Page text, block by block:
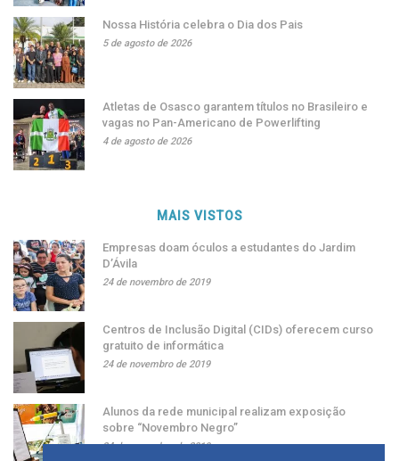
Nossa História celebra o Dia dos Pais
5 de agosto de 2026
Atletas de Osasco garantem títulos no Brasileiro e
vagas no Pan-Americano de Powerlifting
4 de agosto de 2026
MAIS VISTOS
Empresas doam óculos a estudantes do Jardim
D’Ávila
24 de novembro de 2019
Centros de Inclusão Digital (CIDs) oferecem curso
gratuito de informática
24 de novembro de 2019
Alunos da rede municipal realizam exposição
sobre “Novembro Negro”
24 de novembro de 2019